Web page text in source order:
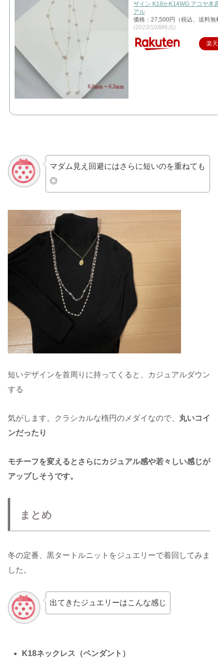
ザイン K18かK14WG アコヤ本
アル
価格：27,500円（税込、送料無
(2023/10/8時点)
楽
マダム見え回避にはさらに短いのを重ねても
◎
短いデザインを首周りに持ってくると、カジュアルダウン
する
気がします。クラシカルな楕円のメダイなので、 丸いコイ
ンだったり
モチーフを変えるとさらにカジュアル感や若々しい感じが
アップしそうです。
まとめ
冬の定番、黒タートルニットをジュエリーで着回してみま
した。
出てきたジュエリーはこんな感じ
K18ネックレス（ペンダント）